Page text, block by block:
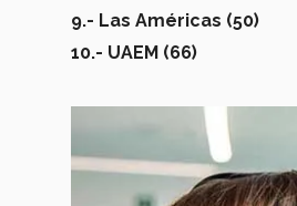
9.- Las Américas (50)
10.- UAEM (66)